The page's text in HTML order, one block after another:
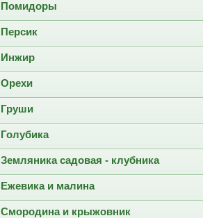
Помидоры
Персик
Инжир
Орехи
Груши
Голубика
Земляника садовая - клубника
Ежевика и малина
Смородина и крыжовник